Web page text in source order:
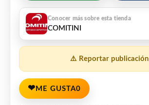
COMITINI
⚠️ Reportar publicación
❤ ME GUSTA0